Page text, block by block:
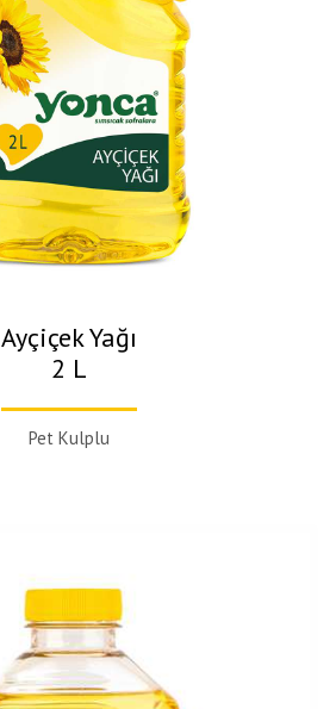
Ayçiçek Yağı
2 L
Pet Kulplu